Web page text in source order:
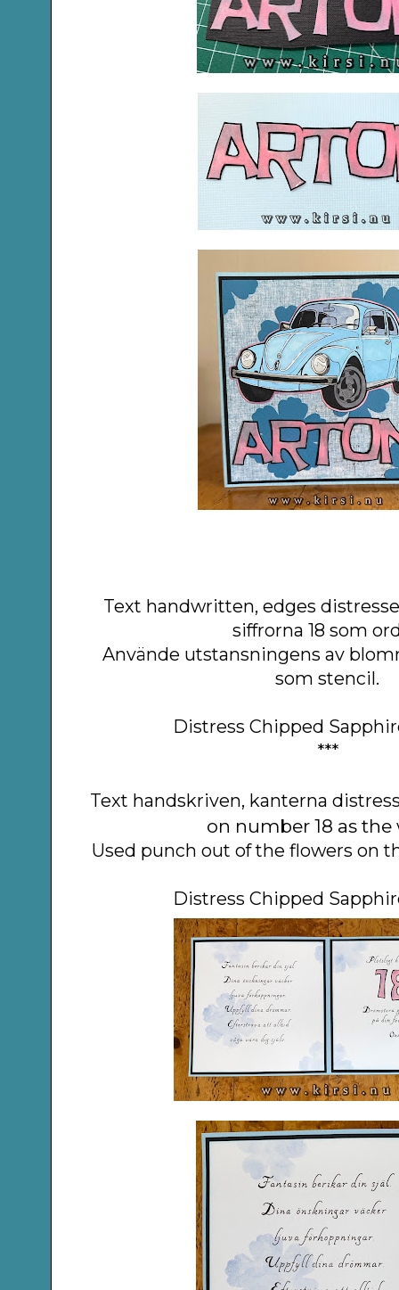
Text handwritten, edges
siffrorna 18 som
Använde utstansningens av
som stencil.
Distress Chipped
***
Text handskriven, kanterna
on number 18 as the
Used punch out of the flowers on
Distress Chipped